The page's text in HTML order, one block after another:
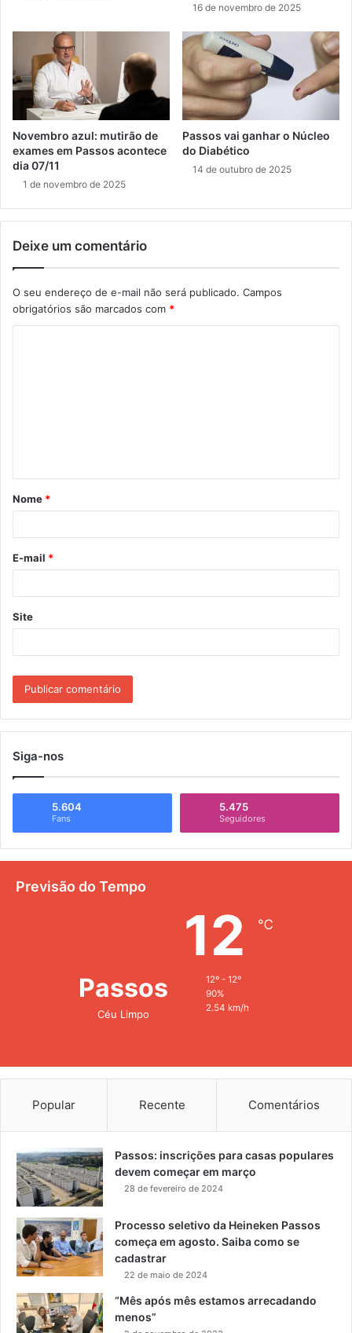
16 de novembro de 2025
Novembro azul: mutirão de
exames em Passos acontece
dia 07/11
1 de novembro de 2025
Passos vai ganhar o Núcleo
do Diabético
14 de outubro de 2025
Deixe um comentário
O seu endereço de e-mail não será publicado. Campos
obrigatórios são marcados com *
á
r
*
Nome *
E-mail *
Site
Siga-nos
5.604
Fans
5.475
Seguidores
Previsão do Tempo
Passos
Céu Limpo
12 ℃
12º - 12º
90%
2.54 km/h
Popular Recente Comentários
Passos: inscrições para casas populares
devem começar em março
28 de fevereiro de 2024
Processo seletivo da Heineken Passos
começa em agosto. Saiba como se
cadastrar
22 de maio de 2024
“Mês após mês estamos arrecadando
menos”